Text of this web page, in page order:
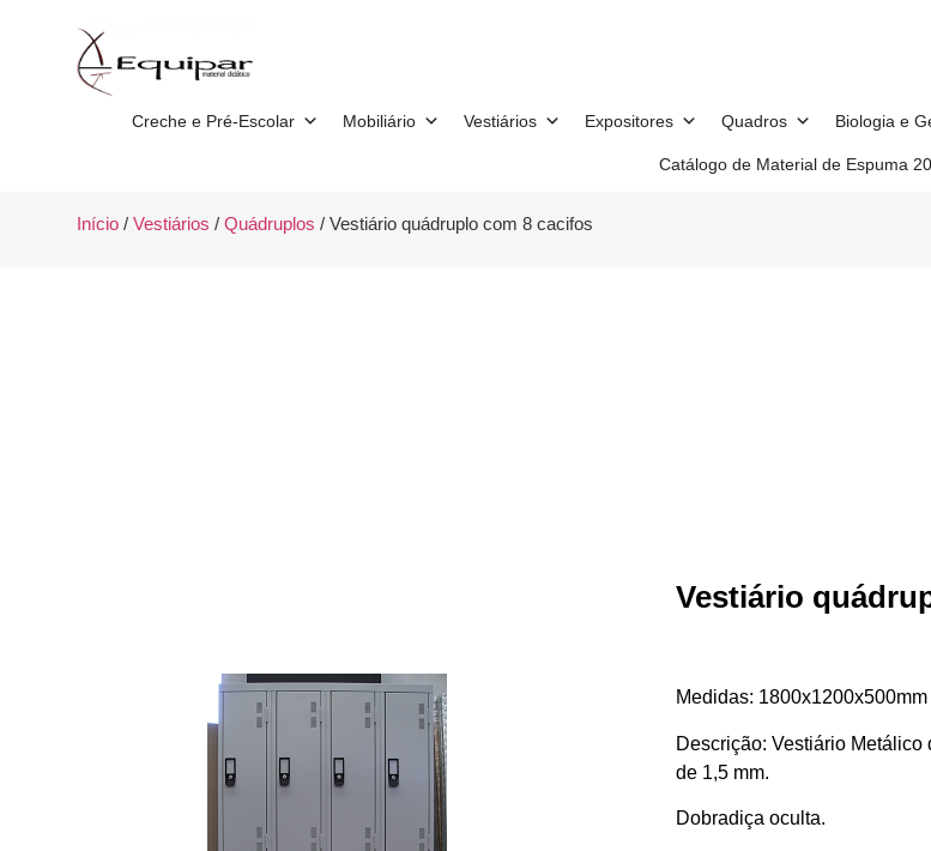
Creche e Pré-Escolar Mobiliário Vestiários Expositores Quadros Biologia e
Catálogo de Material de Espuma
Início/ Vestiários / Quádruplos / Vestiário quádruplo com 8 cacifos
Vestiário
Medidas: 1800x1200x500mm
Descrição: Vestiário Metálico
de 1,5 mm.
Dobradiça oculta.